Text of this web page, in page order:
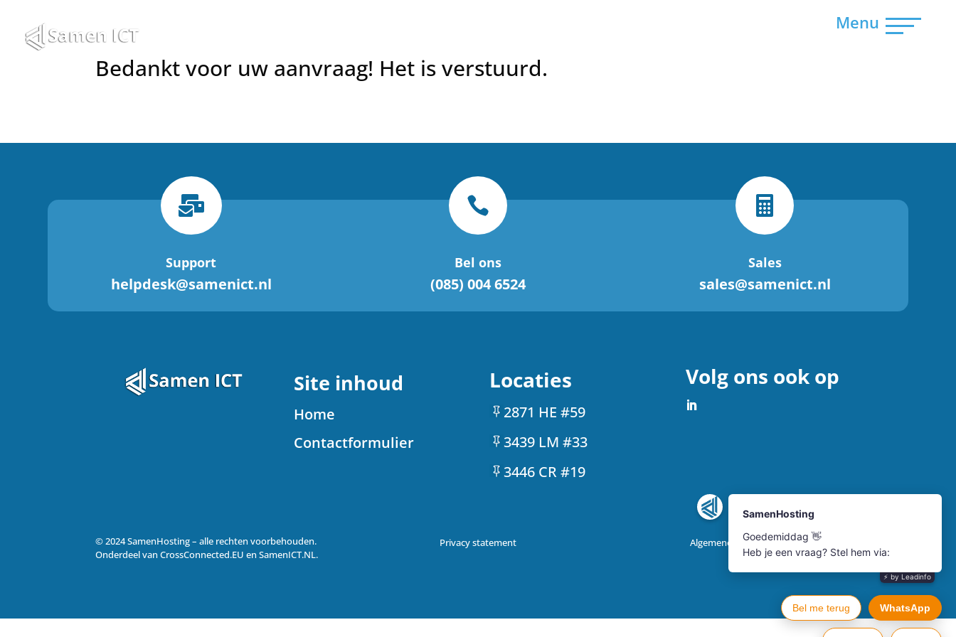
Menu
Bedankt voor uw aanvraag! Het is verstuurd.

Support
helpdesk@samenict.nl

Bel ons
(085) 004 6524

Sales
sales@samenict.nl
Site inhoud
Home
Contactformulier
Locaties
2871 HE #59
3439 LM #33
3446 CR #19
Volg ons ook op
© 2024 SamenHosting – alle rechten voorbehouden.
Onderdeel van CrossConnected.EU en SamenICT.NL.
Privacy statement Algemene voorwaarden